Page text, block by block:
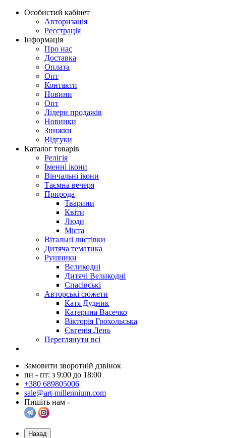
Особистий кабінет
Авторизація
Реєстрація
Інформація
Про нас
Доставка
Оплата
Опт
Контакти
Новини
Опт
Лідери продажів
Новинки
Знижки
Відгуки
Каталог товарів
Релігія
Іменні ікони
Вінчальні ікони
Таємна вечеря
Природа
Тварини
Квіти
Люди
Міста
Вітальні листівки
Дитяча тематика
Рушники
Великодні
Дитячі Великодні
Спасівські
Авторські сюжети
Катя Дудник
Катерина Васечко
Вікторія Грохольська
Євгенія Лень
Переглянути всі
Замовити зворотній дзвінок
пн - пт: з 9:00 до 18:00
+380 689805006
sale@art-millennium.com
Пишіть нам -
Назад